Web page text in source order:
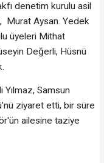
denetim kurulu asil
Murat Aysan. Yedek
üyeleri Mithat
Değerli, Hüsnü
Samsun
ziyaret etti, bir süre
ailesine taziye